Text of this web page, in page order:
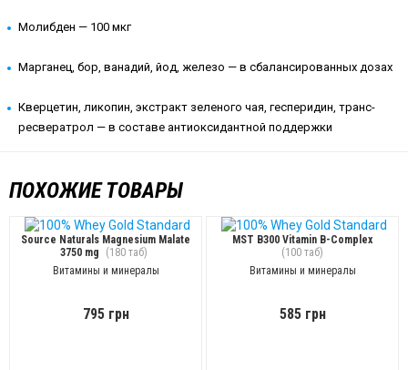
Молибден — 100 мкг
Марганец, бор, ванадий, йод, железо — в сбалансированных дозах
Кверцетин, ликопин, экстракт зеленого чая, гесперидин, транс-
ресвератрол — в составе антиоксидантной поддержки
ПОХОЖИЕ ТОВАРЫ
Source Naturals Magnesium Malate
3750 mg
(180 таб)
Витамины и минералы
795 грн
MST B300 Vitamin B-Complex
(100 таб)
Витамины и минералы
585 грн